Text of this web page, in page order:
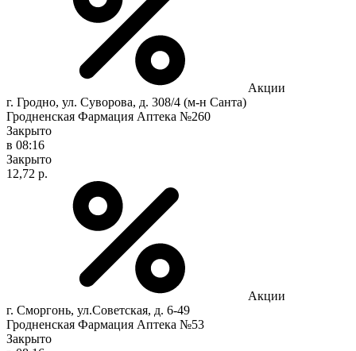
Акции
г. Гродно, ул. Суворова, д. 308/4 (м-н Санта)
Гродненская Фармация Аптека №260
Закрыто
в 08:16
Закрыто
12,72 р.
Акции
г. Сморгонь, ул.Советская, д. 6-49
Гродненская Фармация Аптека №53
Закрыто